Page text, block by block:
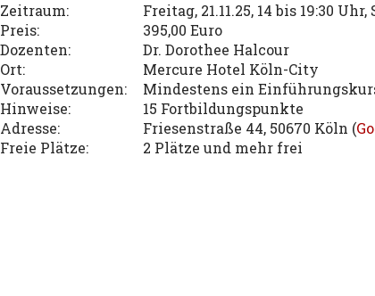
Zeitraum:
Freitag, 21.11.25, 14 bis 19:30
Preis:
395,00 Euro
Dozenten:
Dr. Dorothee Halcour
Ort:
Mercure Hotel Köln-City
Voraussetzungen:
Mindestens ein
Hinweise:
15 Fortbildungspunkte
Adresse:
Friesenstraße 44, 50670 Köln (
Freie Plätze:
2 Plätze und mehr frei